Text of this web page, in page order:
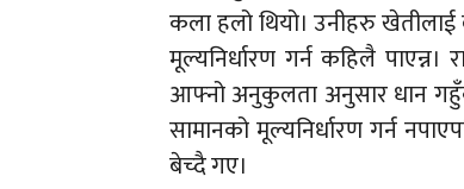
कला हलो थियो। उनीहरु
मूल्यनिर्धारण गर्न कहिलै
आफ्नो अनुकुलता अनुसार धान
सामानको मूल्यनिर्धारण गर्न
बेच्दै गए।